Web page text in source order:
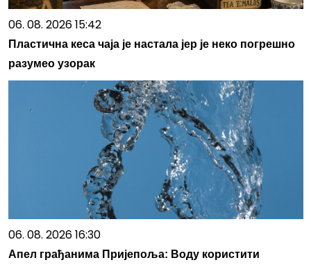
06. 08. 2026 15:42
Пластична кеса чаја је настала јер је неко погрешно
разумео узорак
06. 08. 2026 16:30
Апел грађанима Пријепоља: Воду користити